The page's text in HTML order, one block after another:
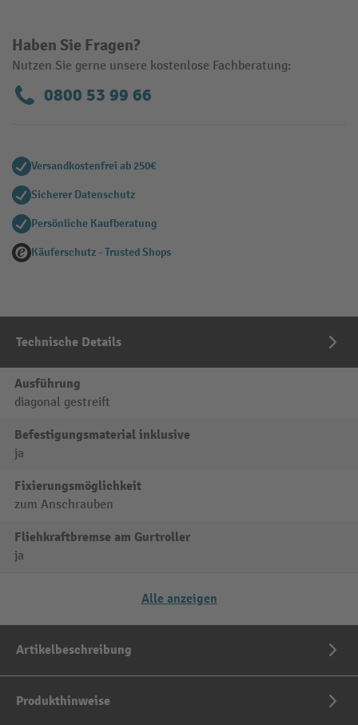
Haben Sie Fragen?
Nutzen Sie gerne unsere kostenlose Fachberatung:
0800 53 99 66
Versandkostenfrei ab 250€
Sicherer Datenschutz
Persönliche Kaufberatung
Käuferschutz - Trusted Shops
Technische Details
Ausführung
diagonal gestreift
Befestigungsmaterial inklusive
ja
Fixierungsmöglichkeit
zum Anschrauben
Fliehkraftbremse am Gurtroller
ja
Alle anzeigen
Artikelbeschreibung
Produkthinweise